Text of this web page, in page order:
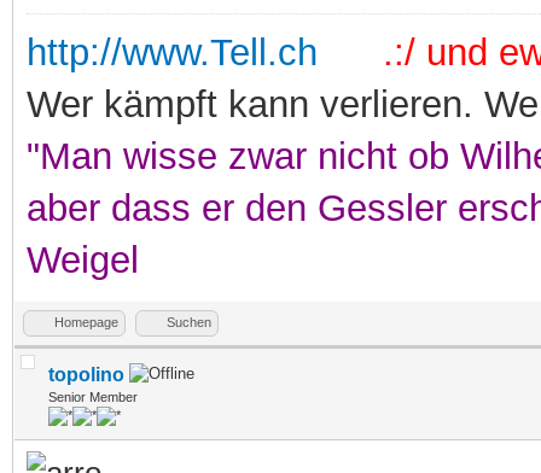
http://www.Tell.ch
.:/ und
Wer kämpft kann verlieren.
"Man wisse zwar nicht ob
aber dass er den Gessler
Weigel
Homepage Suchen
topolino
Senior Member